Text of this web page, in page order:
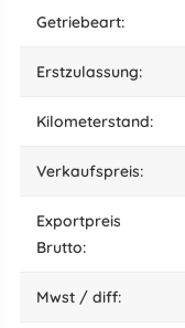
Getriebeart:
Erstzulassung:
kilometerstand:
Verkaufspreis:
Exportpreis
Brutto:
mwst / diff: